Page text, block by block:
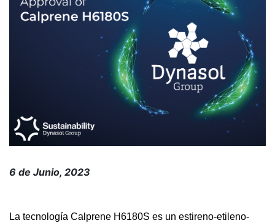
6 de Junio, 2023
La tecnología Calprene H6180S es un estireno-etileno-